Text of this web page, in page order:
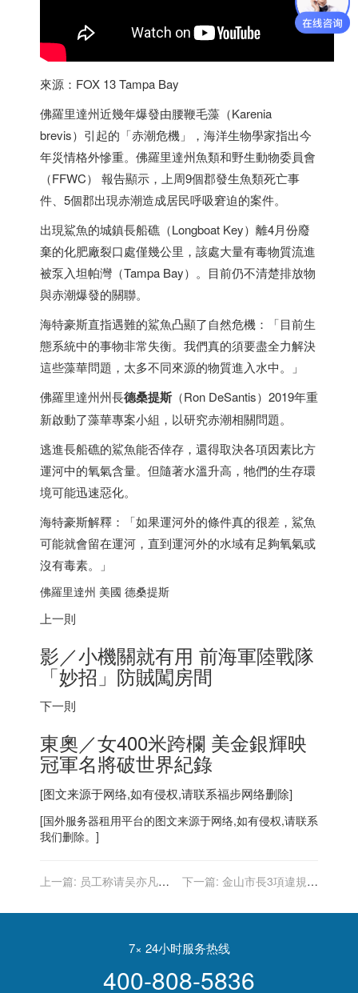
來源：FOX 13 Tampa Bay
佛羅里達州近幾年爆發由腰鞭毛藻（Karenia
brevis）引起的「赤潮危機」，海洋生物學家指出今
年災情格外慘重。佛羅里達州魚類和野生動物委員會
（FFWC） 報告顯示，上周9個郡發生魚類死亡事
件、5個郡出現赤潮造成居民呼吸窘迫的案件。
出現鯊魚的城鎮長船礁（Longboat Key）離4月份廢
棄的化肥廠裂口處僅幾公里，該處大量有毒物質流進
被泵入坦帕灣（Tampa Bay）。目前仍不清楚排放物
與赤潮爆發的關聯。
海特豪斯直指遇難的鯊魚凸顯了自然危機：「目前生
態系統中的事物非常失衡。我們真的須要盡全力解決
這些藻華問題，太多不同來源的物質進入水中。」
佛羅里達州州長德桑提斯（Ron DeSantis）2019年重
新啟動了藻華專案小組，以研究赤潮相關問題。
逃進長船礁的鯊魚能否倖存，還得取決各項因素比方
運河中的氧氣含量。但隨著水溫升高，牠們的生存環
境可能迅速惡化。
海特豪斯解釋：「如果運河外的條件真的很差，鯊魚
可能就會留在運河，直到運河外的水域有足夠氧氣或
沒有毒素。」
佛羅里達州 美國 德桑提斯
上一則
影／小機關就有用 前海軍陸戰隊
「妙招」防賊闖房間
下一則
東奧／女400米跨欄 美金銀輝映
冠軍名將破世界紀錄
[图文来源于网络,如有侵权,请联系福步网络删除]
[国外服务器租用平台的图文来源于网络,如有侵权,请联系
我们删除。]
上一篇: 员工称请吴亦凡做
当言论者全部开除
下一篇: 金山市長3項違規被
7× 24小时服务热线
400-808-5836